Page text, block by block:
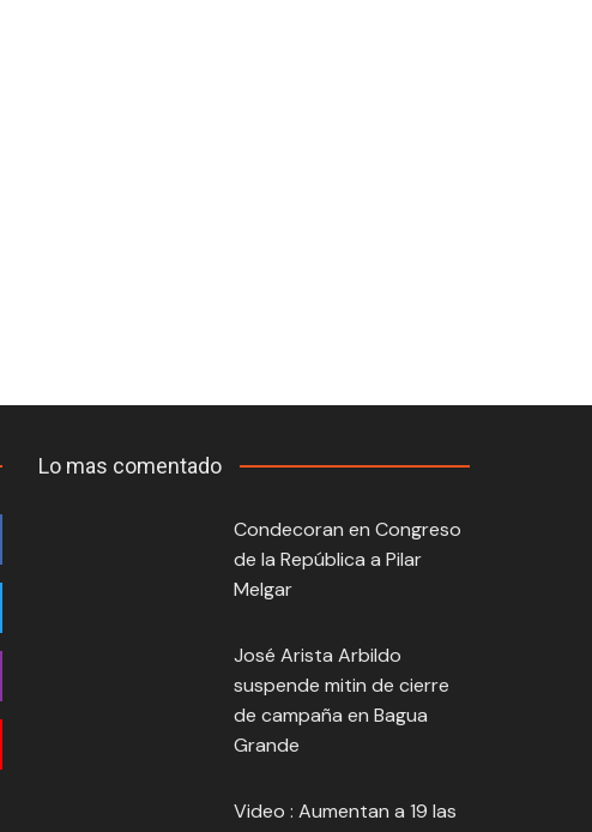
Lo mas comentado
Condecoran en Congreso
de la República a Pilar
Melgar
José Arista Arbildo
suspende mitin de cierre
de campaña en Bagua
Grande
Video : Aumentan a 19 las